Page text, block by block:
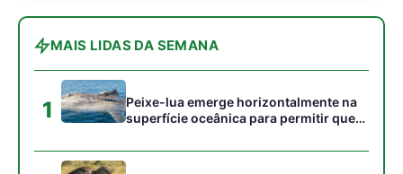
MAIS LIDAS DA SEMANA
1
Peixe-lua emerge horizontalmente na
superfície oceânica para permitir que
acumulados em sua pele